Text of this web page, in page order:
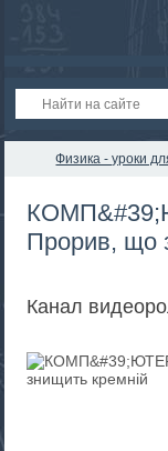
Физика - уроки
Прорив, що
Канал